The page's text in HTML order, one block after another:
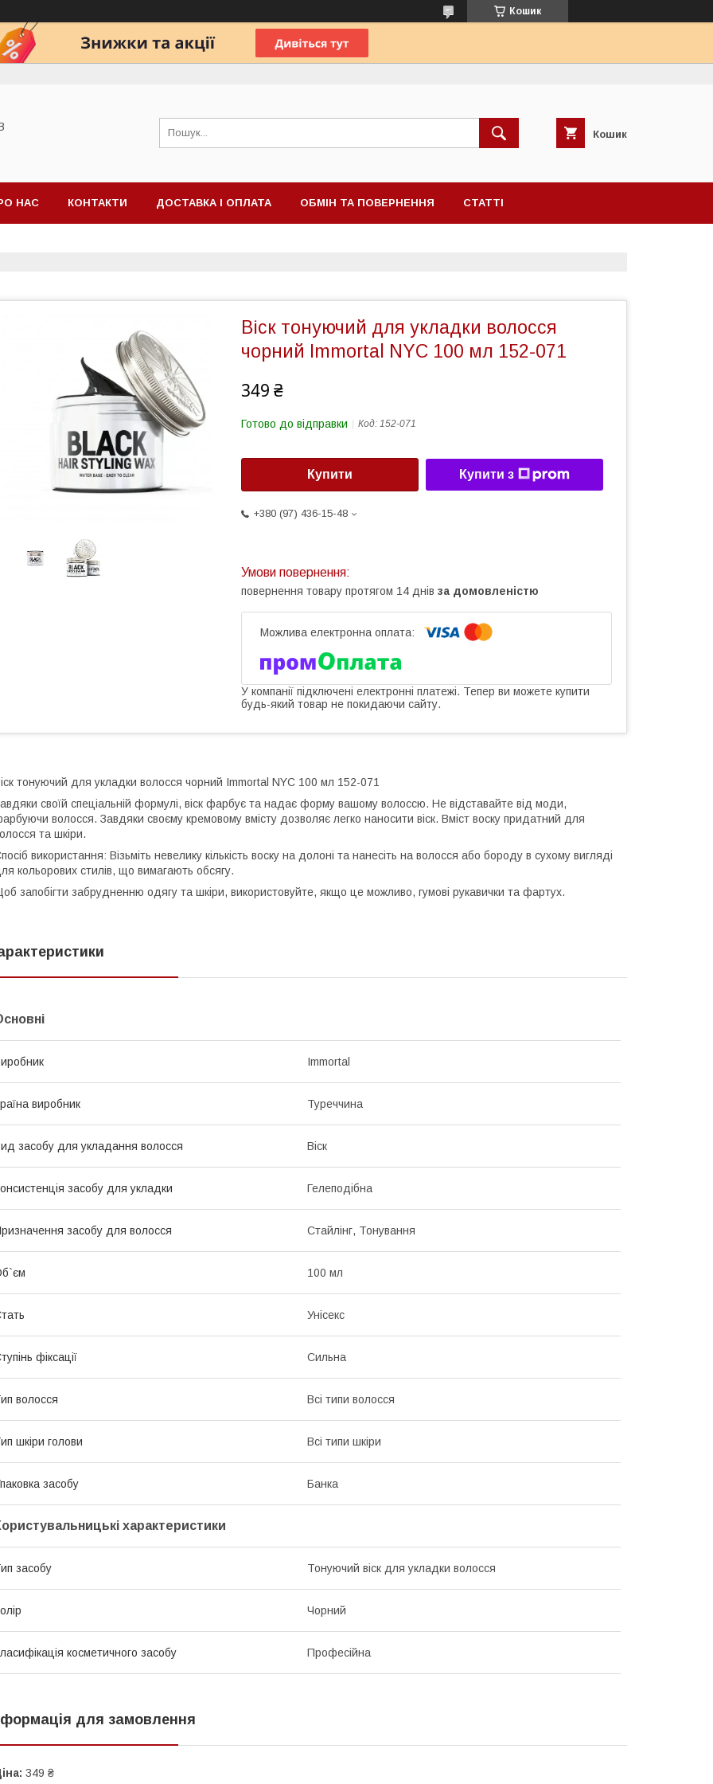
Кошик
Кошик
НАС КОНТАКТИ ДОСТАВКА І ОПЛАТА ОБМІН ТА ПОВЕРНЕННЯ СТАТТІ
Віск тонуючий для укладки волосся
чорний Immortal NYC 100 мл 152-071
349 ₴
Готово до відправки Код: 152-071
Купити Купити з
+380 (97) 436-15-48
повернення товару протягом 14 днів за домовленістю
У компанії підключені електронні платежі. Тепер ви можете купити
будь-який товар не покидаючи сайту.
тонуючий для укладки волосся чорний Immortal NYC 100 мл 152-071
своїй спеціальній формулі, віск фарбує та надає форму вашому волоссю. Не відставайте від моди,
волосся. Завдяки своєму кремовому вмісту дозволяє легко наносити віск. Вміст воску придатний для
та шкіри.
використання: Візьміть невелику кількість воску на долоні та нанесіть на волосся або бороду в сухому вигляді
кольорових стилів, що вимагають обсягу.
запобігти забрудненню одягу та шкіри, використовуйте, якщо це можливо, гумові рукавички та фартух.
Immortal
виробник Туреччина
засобу для укладання волосся Віск
засобу для укладки Гелеподібна
засобу для волосся Стайлінг, Тонування
100 мл
Унісекс
фіксації Сильна
волосся Всі типи волосся
шкіри голови Всі типи шкіри
засобу Банка
характеристики
засобу Тонуючий віск для укладки волосся
Чорний
косметичного засобу Професійна
для замовлення
349 ₴